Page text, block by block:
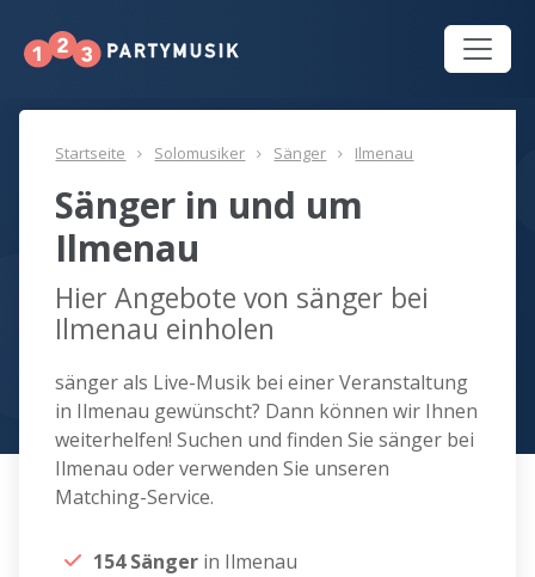
Startseite Solomusiker Sänger Ilmenau
Sänger in und um
Ilmenau
Hier Angebote von sänger bei
Ilmenau einholen
sänger als Live-Musik bei einer Veranstaltung
in Ilmenau gewünscht? Dann können wir Ihnen
weiterhelfen! Suchen und finden Sie sänger bei
Ilmenau oder verwenden Sie unseren
Matching-Service.
154 Sänger in Ilmenau